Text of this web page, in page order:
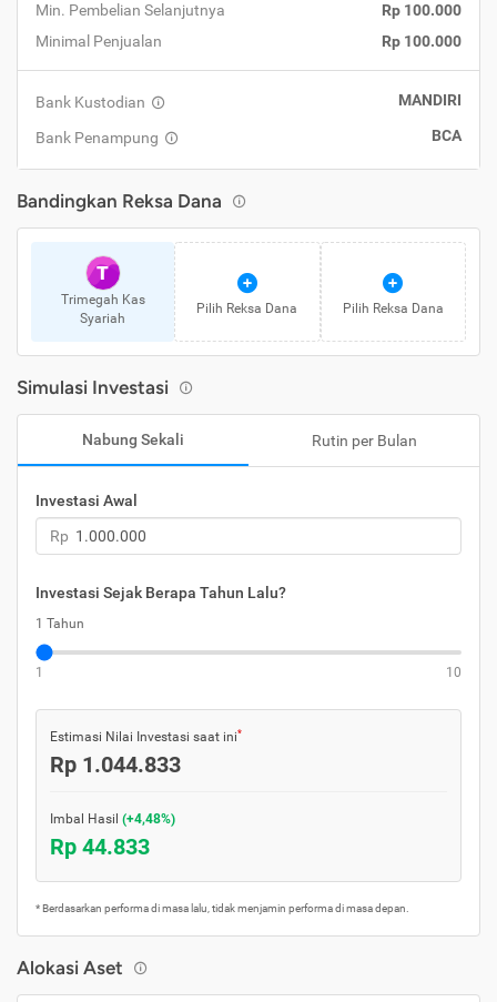
Min. Pembelian Selanjutnya
Rp 100.000
Minimal Penjualan
Rp 100.000
Bank Kustodian MANDIRI
Bank Penampung BCA
Bandingkan Reksa Dana
T
Trimegah Kas
Syariah
Pilih Reksa Dana Pilih Reksa Dana
Simulasi Investasi
Nabung Sekali Rutin per Bulan
Investasi Awal
Rp
Investasi Sejak Berapa Tahun Lalu?
1 Tahun
1 10
Estimasi Nilai Investasi saat ini*
Rp 1.044.833
Imbal Hasil (+4,48%)
Rp 44.833
* Berdasarkan performa di masa lalu, tidak menjamin performa di masa depan.
Alokasi Aset